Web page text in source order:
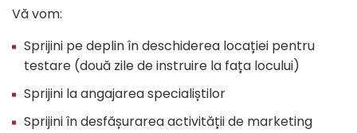
Vă vom:
Sprijini pe deplin în deschiderea locației pentru
testare (două zile de instruire la fața locului)
Sprijini la angajarea specialiștilor
Sprijini în desfășurarea activității de marketing